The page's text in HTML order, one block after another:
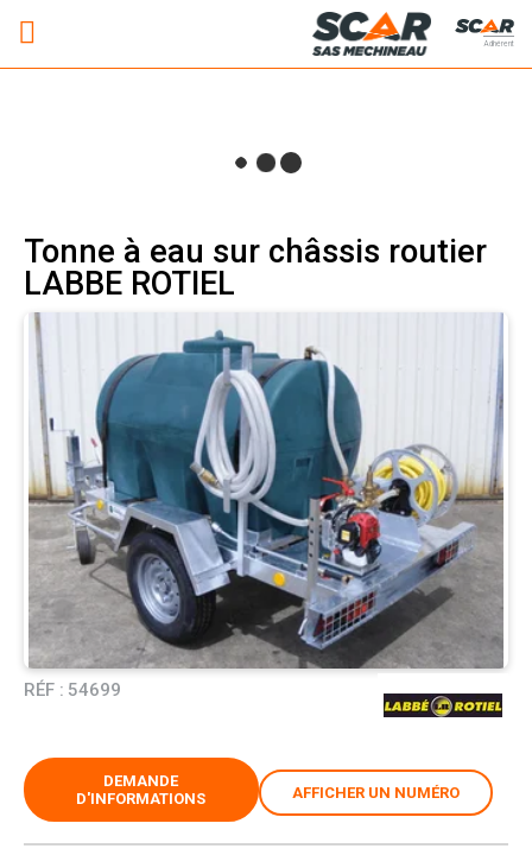
Adhérent
Tonne à eau sur châssis routier
LABBE ROTIEL
RÉF : 54699
DEMANDE
D'INFORMATIONS
AFFICHER UN NUMÉRO